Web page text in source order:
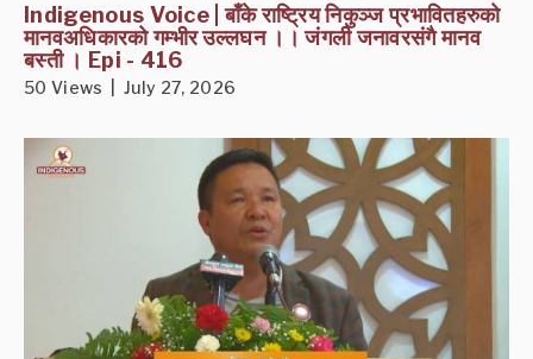
Indigenous Voice | बाँके राष्ट्रिय निकुञ्ज प्रभावितहरुको
मानवअधिकारको गम्भीर उल्लघन ।। जंगली जनावरसंगै मानव
बस्ती । Epi - 416
50 Views | July 27, 2026